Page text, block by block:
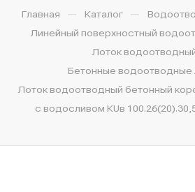
Главная — Каталог —
Линейный поверхностный
Лоток
Бетонные водоотводные
Лоток водоотводный бетонный
с водосливом КUв